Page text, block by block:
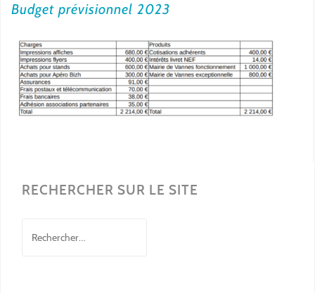
Budget prévisionnel 2023
RECHERCHER SUR LE SITE